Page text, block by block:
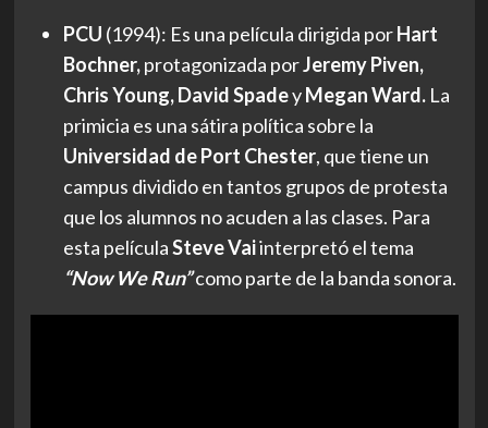
PCU (1994): Es una película dirigida porHart
Bochner,protagonizada porJeremy Piven,
Chris Young, David SpadeyMegan Ward. La
primicia es una sátira política sobre la
Universidad de Port Chester, que tiene un
campus dividido en tantos grupos de protesta
que los alumnos no acuden a las clases. Para
esta películaSteve Vaiinterpretó el tema
“Now We Run”como parte de la banda sonora.